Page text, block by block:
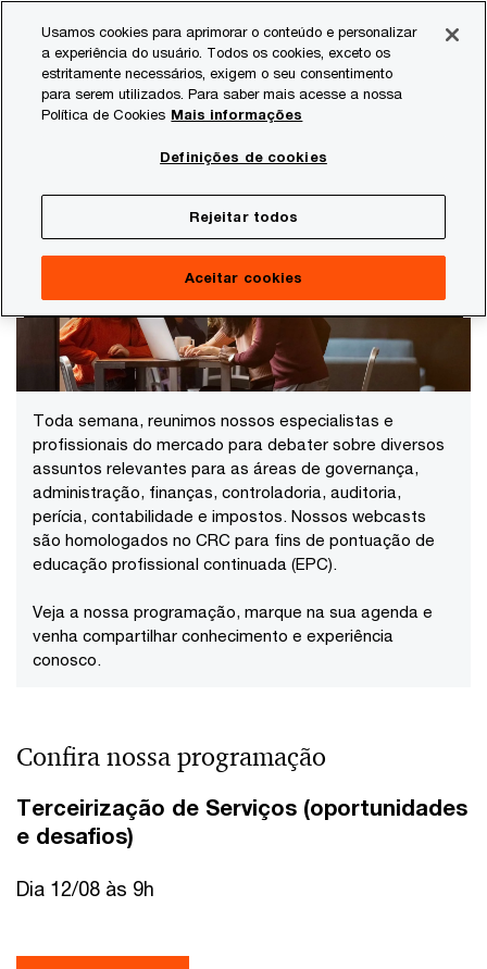
content
footer
Webcasts PwC Brasil
Confira nossos eventos on-line gratuitos
Toda semana, reunimos nossos especialistas e
profissionais do mercado para debater sobre diversos
assuntos relevantes para as áreas de governança,
administração, finanças, controladoria, auditoria,
perícia, contabilidade e impostos. Nossos webcasts
são homologados no CRC para fins de pontuação de
educação profissional continuada (EPC).
Veja a nossa programação, marque na sua agenda e
venha compartilhar conhecimento e experiência
conosco.
Confira nossa programação
Terceirização de Serviços (oportunidades
e desafios)
Dia 12/08 às 9h
Usamos cookies para aprimorar o conteúdo e personalizar
a experiência do usuário. Todos os cookies, exceto os
estritamente necessários, exigem o seu consentimento
para serem utilizados. Para saber mais acesse a nossa
Política de Cookies Mais informações
Definições de cookies
Rejeitar todos
Aceitar cookies